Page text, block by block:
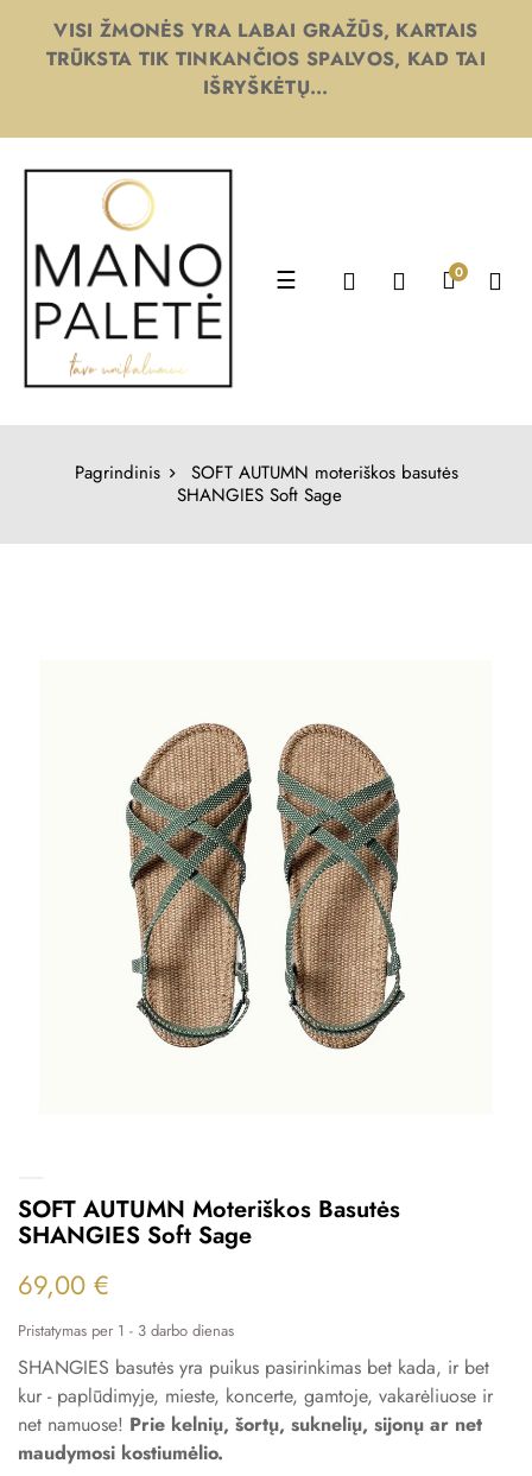
VISI ŽMONĖS YRA LABAI GRAŽŪS, KARTAIS
TRŪKSTA TIK TINKANČIOS SPALVOS, KAD TAI
IŠRYŠKĖTŲ...
Toggle
☰ 0
Pagrindinis
SOFT AUTUMN moteriškos basutės
SHANGIES Soft Sage
SOFT AUTUMN Moteriškos Basutės
SHANGIES Soft Sage
69,00 €
Pristatymas per 1 - 3 darbo dienas
SHANGIES basutės yra puikus pasirinkimas bet kada, ir bet
kur - paplūdimyje, mieste, koncerte, gamtoje, vakarėliuose ir
net namuose! Prie kelnių, šortų, suknelių, sijonų ar net
maudymosi kostiumėlio.